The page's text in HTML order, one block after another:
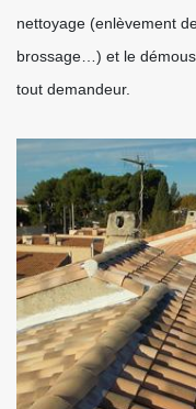
nettoyage (enlèvement
brossage…) et le
tout demandeur.